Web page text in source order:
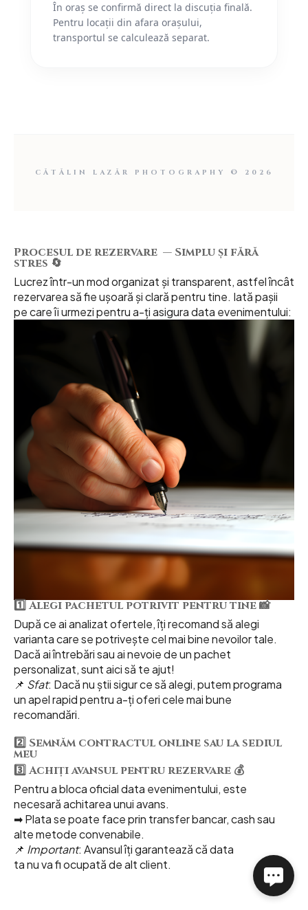
În oraș se confirmă direct la discuția finală.
Pentru locații din afara orașului,
transportul se calculează separat.
CĂTĂLIN LAZĂR PHOTOGRAPHY © 2026
Procesul de rezervare — Simplu și fără
stres 🔄
Lucrez într-un mod organizat și transparent, astfel încât
rezervarea să fie ușoară și clară pentru tine. Iată pașii
pe care îi urmezi pentru a-ți asigura data evenimentului:
1️⃣ Alegi pachetul potrivit pentru tine 📸
După ce ai analizat ofertele, îți recomand să alegi
varianta care se potrivește cel mai bine nevoilor tale.
Dacă ai întrebări sau ai nevoie de un pachet
personalizat, sunt aici să te ajut!
📌 Sfat: Dacă nu știi sigur ce să alegi, putem programa
un apel rapid pentru a-ți oferi cele mai bune
recomandări.
2️⃣ Semnăm contractul online sau la sediul
meu
3️⃣ Achiți avansul pentru rezervare 💰
Pentru a bloca oficial data evenimentului, este
necesară achitarea unui avans.
➡ Plata se poate face prin transfer bancar, cash sau
alte metode convenabile.
📌 Important: Avansul îți garantează că data
ta nu va fi ocupată de alt client.